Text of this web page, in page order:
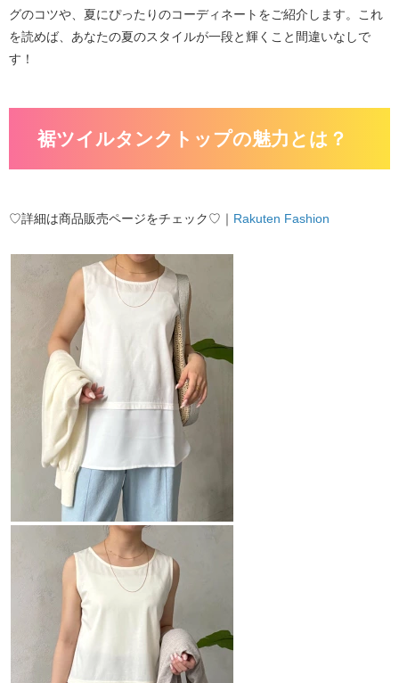
グのコツや、夏にぴったりのコーディネートをご紹介します。これ
を読めば、あなたの夏のスタイルが一段と輝くこと間違いなしで
す！
裾ツイルタンクトップの魅力とは？
♡詳細は商品販売ページをチェック♡｜ Rakuten Fashion